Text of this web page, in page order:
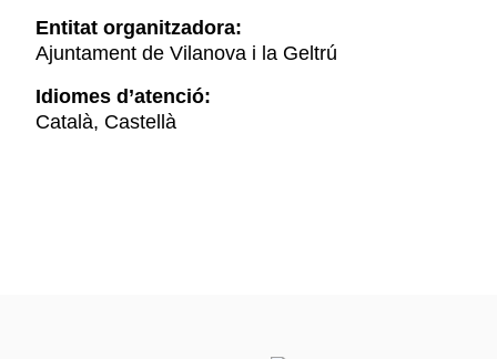
Entitat organitzadora:
Ajuntament de Vilanova i la Geltrú
Idiomes d’atenció:
Català, Castellà